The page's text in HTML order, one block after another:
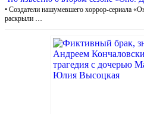
• Создатели нашумевшего хоррор-сериала
раскрыли …